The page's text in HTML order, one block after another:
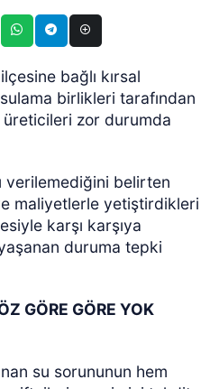
bağlı kırsal
birlikleri tarafından
üreticileri zor durumda
verilemediğini belirten
maliyetlerle yetiştirdikleri
karşı karşıya
duruma tepki
GÖRE GÖRE YOK
su sorununun hem